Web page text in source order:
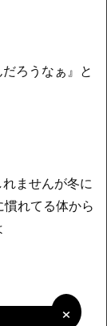
×
×
ろうなぁ』と
ませんが冬に
れてる体から